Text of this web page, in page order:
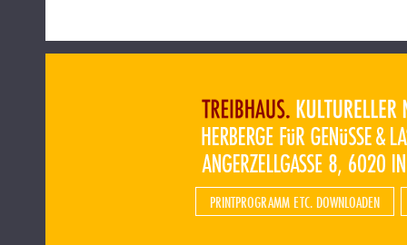
PRINTPROGRAMM ETC. DOWNLOADEN